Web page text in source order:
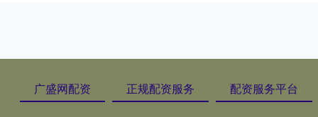
广盛网配资 正规配资服务 配资服务平台